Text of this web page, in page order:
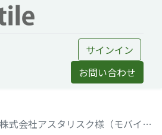
サインイン
お問い合わせ
スタリスク様（モバイルソリューション販売）